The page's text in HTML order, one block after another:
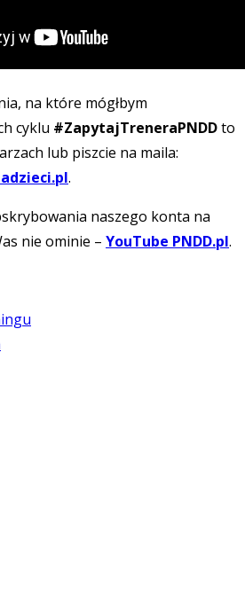
na które mógłbym
cyklu #ZapytajTreneraPNDDto
lub piszcie na maila:
.
naszego konta na
nie ominie – YouTube PNDD.pl.